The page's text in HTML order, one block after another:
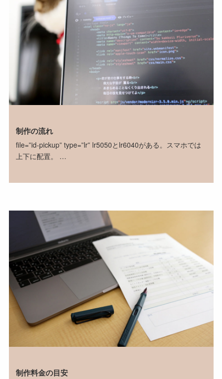
制作の流れ
file=”id-pickup” type=”lr” lr5050とlr6040がある。スマホでは
上下に配置。 …
制作料金の目安